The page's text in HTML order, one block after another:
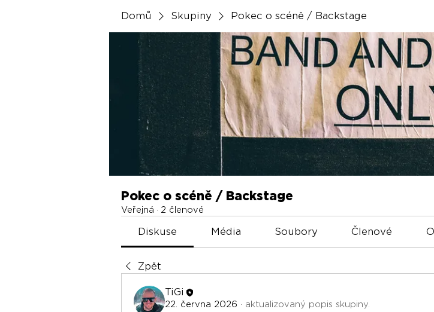
Domů Skupiny Pokec o scéně / Backstage
Pokec o scéně / Backstage
Veřejná · 2 členové
Diskuse Média Soubory Členové
Zpět
TiGi
22. června 2026 · aktualizovaný popis skupiny.